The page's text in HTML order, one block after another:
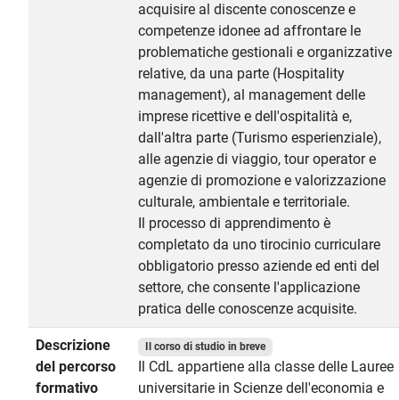
acquisire al discente conoscenze e
competenze idonee ad affrontare le
problematiche gestionali e organizzative
relative, da una parte (Hospitality
management), al management delle
imprese ricettive e dell'ospitalità e,
dall'altra parte (Turismo esperienziale),
alle agenzie di viaggio, tour operator e
agenzie di promozione e valorizzazione
culturale, ambientale e territoriale.
Il processo di apprendimento è
completato da uno tirocinio curriculare
obbligatorio presso aziende ed enti del
settore, che consente l'applicazione
pratica delle conoscenze acquisite.
Descrizione
del percorso
formativo
Il corso di studio in breve
Il CdL appartiene alla classe delle Lauree
universitarie in Scienze dell'economia e